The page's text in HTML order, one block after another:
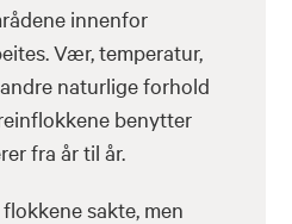
innenfor
Vær, temperatur,
naturlige forhold
benytter
fra år til år.
sakte, men